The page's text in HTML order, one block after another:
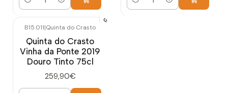
Quantidade Quantidade
B15.011|Quinta do Crasto
Quinta do Crasto
Vinha da Ponte 2019
Douro Tinto 75cl
259,90€